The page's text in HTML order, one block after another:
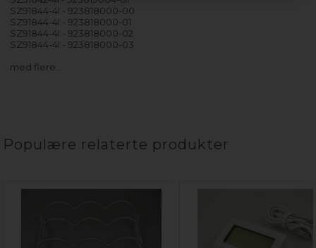
SZ91844-4I - 923818000-00
SZ91844-4I - 923818000-01
SZ91844-4I - 923818000-02
SZ91844-4I - 923818000-03
med flere…
Populære relaterte produkter